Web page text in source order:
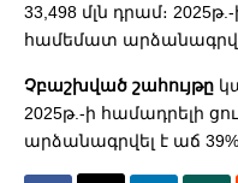
33,498 մլն դրամ։
համեմատ
Չբաշխված շահույթը
2025թ.-ի համադրելի
արձանագրվել է աճ